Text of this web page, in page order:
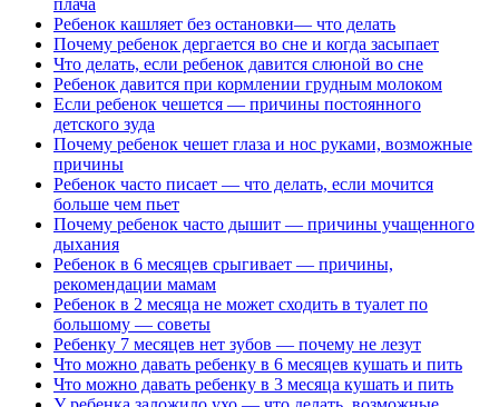
Ребенок кашляет без остановки— что делать
Почему ребенок дергается во сне и когда засыпает
Что делать, если ребенок давится слюной во сне
Ребенок давится при кормлении грудным молоком
Если ребенок чешется — причины постоянного
детского зуда
Почему ребенок чешет глаза и нос руками, возможные
причины
Ребенок часто писает — что делать, если мочится
больше чем пьет
Почему ребенок часто дышит — причины учащенного
дыхания
Ребенок в 6 месяцев срыгивает — причины,
рекомендации мамам
Ребенок в 2 месяца не может сходить в туалет по
большому — советы
Ребенку 7 месяцев нет зубов — почему не лезут
Что можно давать ребенку в 6 месяцев кушать и пить
Что можно давать ребенку в 3 месяца кушать и пить